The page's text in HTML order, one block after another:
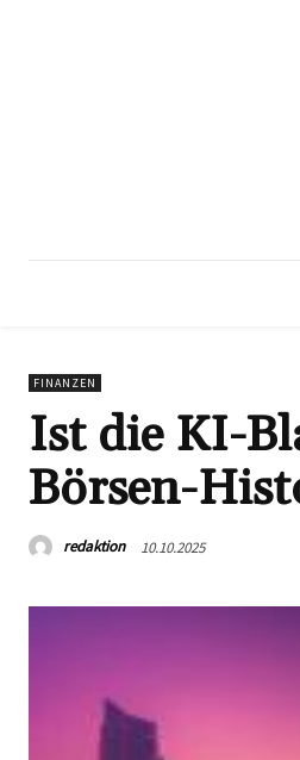
FINANZEN
Ist die KI-
Börsen-
redaktion 10.10.2025